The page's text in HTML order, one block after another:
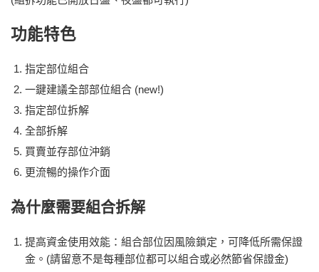
功能特色
指定部位組合
一鍵建議全部部位組合 (new!)
指定部位拆解
全部拆解
買賣並存部位沖銷
更流暢的操作介面
為什麼需要組合拆解
提高資金使用效能：組合部位因風險鎖定，可降低所需保證
金。(請留意不是每種部位都可以組合或必然節省保證金)